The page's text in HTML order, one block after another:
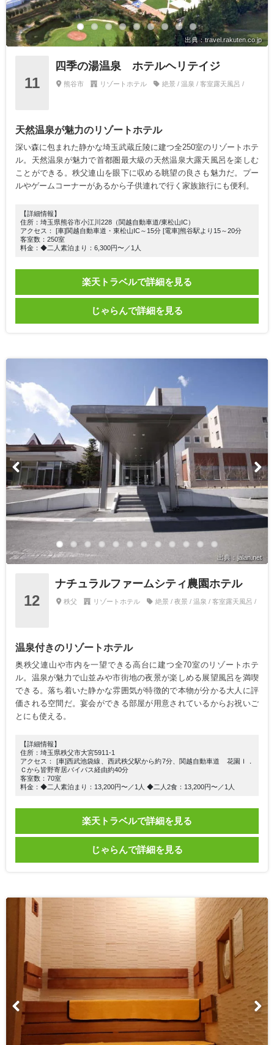
出典：travel.rakuten.co.jp
11
四季の湯温泉 ホテルヘリテイジ
熊谷市 リゾートホテル 絶景 / 温泉 / 客室露天風呂 /
天然温泉が魅力のリゾートホテル
深い森に包まれた静かな埼玉武蔵丘陵に建つ全250室のリゾートホテ
ル。天然温泉が魅力で首都圏最大級の天然温泉大露天風呂を楽しむ
ことができる。秩父連山を眼下に収める眺望の良さも魅力だ。プー
ルやゲームコーナーがあるから子供連れで行く家族旅行にも便利。
【詳細情報】
住所：埼玉県熊谷市小江川228（関越自動車道/東松山IC）
アクセス： [車]関越自動車道・東松山IC～15分 [電車]熊谷駅より15～20分
客室数：250室
料金：◆二人素泊まり：6,300円〜／1人
楽天トラベルで詳細を見る
じゃらんで詳細を見る
出典：jalan.net
12
ナチュラルファームシティ農園ホテル
秩父 リゾートホテル 絶景 / 夜景 / 温泉 / 客室露天風呂 /
温泉付きのリゾートホテル
奥秩父連山や市内を一望できる高台に建つ全70室のリゾートホテ
ル。温泉が魅力で山並みや市街地の夜景が楽しめる展望風呂を満喫
できる。落ち着いた静かな雰囲気が特徴的で本物が分かる大人に評
価される空間だ。宴会ができる部屋が用意されているからお祝いご
とにも使える。
【詳細情報】
住所：埼玉県秩父市大宮5911-1
アクセス： [車]西武池袋線、西武秩父駅から約7分、関越自動車道 花園Ｉ．
Ｃから皆野寄居バイパス経由約40分
客室数：70室
料金：◆二人素泊まり：13,200円〜／1人 ◆二人2食：13,200円〜／1人
楽天トラベルで詳細を見る
じゃらんで詳細を見る